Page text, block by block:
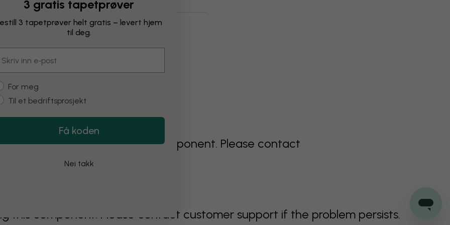
Himmel Fjell Landskap
went wrong rendering this component. Please contact
this component. Please contact customer support if the problem persists.
3 gratis tapetprøver
3 tapetprøver helt gratis – levert hjem
til deg.
type
For meg
Til et bedriftsprosjekt
Få koden
Nei takk